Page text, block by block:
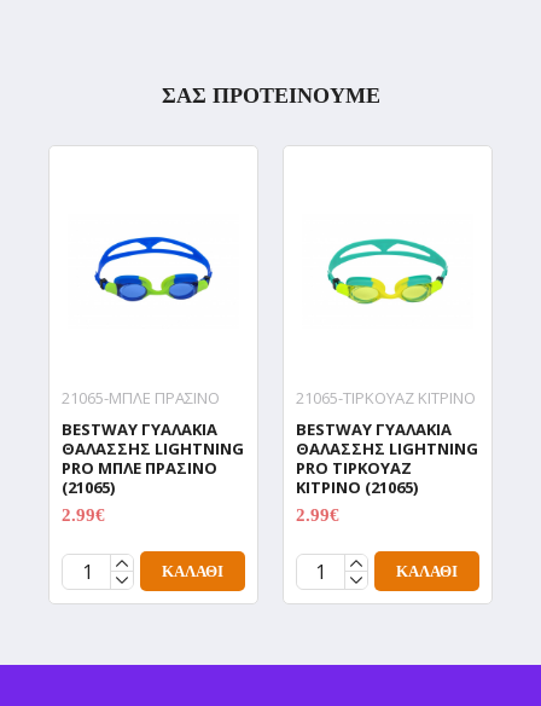
ΣΑΣ ΠΡΟΤΕΙΝΟΥΜΕ
21065-ΜΠΛΕ ΠΡΑΣΙΝΟ
BESTWAY ΓΥΑΛΑΚΙΑ
ΘΑΛΑΣΣΗΣ LIGHTNING
PRO ΜΠΛΕ ΠΡΑΣΙΝΟ
(21065)
2.99€
ΚΑΛΆΘΙ
21065-ΤΙΡΚΟΥΑΖ ΚΙΤΡΙΝΟ
BESTWAY ΓΥΑΛΑΚΙΑ
ΘΑΛΑΣΣΗΣ LIGHTNING
PRO ΤΙΡΚΟΥΑΖ
ΚΙΤΡΙΝΟ (21065)
2.99€
ΚΑΛΆΘΙ